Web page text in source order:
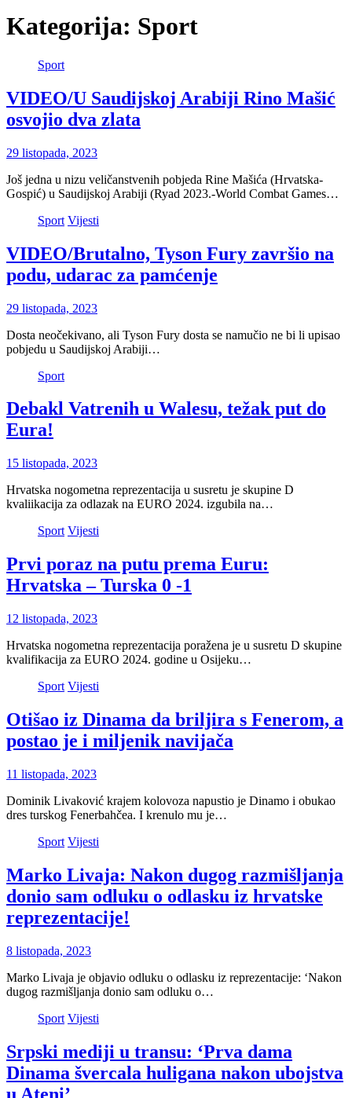
Kategorija: Sport
Sport
VIDEO/U Saudijskoj Arabiji Rino Mašić
osvojio dva zlata
29 listopada, 2023
Još jedna u nizu veličanstvenih pobjeda Rine Mašića (Hrvatska-
Gospić) u Saudijskoj Arabiji (Ryad 2023.-World Combat Games…
Sport Vijesti
VIDEO/Brutalno, Tyson Fury završio na
podu, udarac za pamćenje
29 listopada, 2023
Dosta neočekivano, ali Tyson Fury dosta se namučio ne bi li upisao
pobjedu u Saudijskoj Arabiji…
Sport
Debakl Vatrenih u Walesu, težak put do
Eura!
15 listopada, 2023
Hrvatska nogometna reprezentacija u susretu je skupine D
kvaliikacija za odlazak na EURO 2024. izgubila na…
Sport Vijesti
Prvi poraz na putu prema Euru:
Hrvatska – Turska 0 -1
12 listopada, 2023
Hrvatska nogometna reprezentacija poražena je u susretu D skupine
kvalifikacija za EURO 2024. godine u Osijeku…
Sport Vijesti
Otišao iz Dinama da briljira s Fenerom, a
postao je i miljenik navijača
11 listopada, 2023
Dominik Livaković krajem kolovoza napustio je Dinamo i obukao
dres turskog Fenerbahčea. I krenulo mu je…
Sport Vijesti
Marko Livaja: Nakon dugog razmišljanja
donio sam odluku o odlasku iz hrvatske
reprezentacije!
8 listopada, 2023
Marko Livaja je objavio odluku o odlasku iz reprezentacije: ‘Nakon
dugog razmišljanja donio sam odluku o…
Sport Vijesti
Srpski mediji u transu: ‘Prva dama
Dinama švercala huligana nakon ubojstva
u Ateni’